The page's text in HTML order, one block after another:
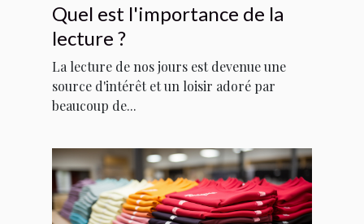
Quel est l'importance de la
lecture ?
La lecture de nos jours est devenue une
source d'intérêt et un loisir adoré par
beaucoup de...